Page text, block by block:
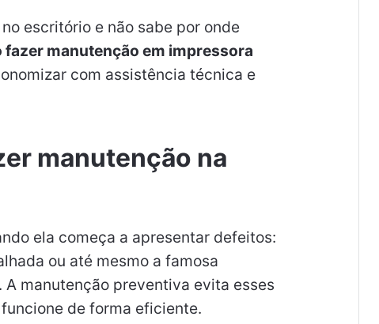
escritório e não sabe por onde
fazer manutenção em impressora
com assistência técnica e
manutenção na
ela começa a apresentar defeitos:
ou até mesmo a famosa
manutenção preventiva evita esses
de forma eficiente.